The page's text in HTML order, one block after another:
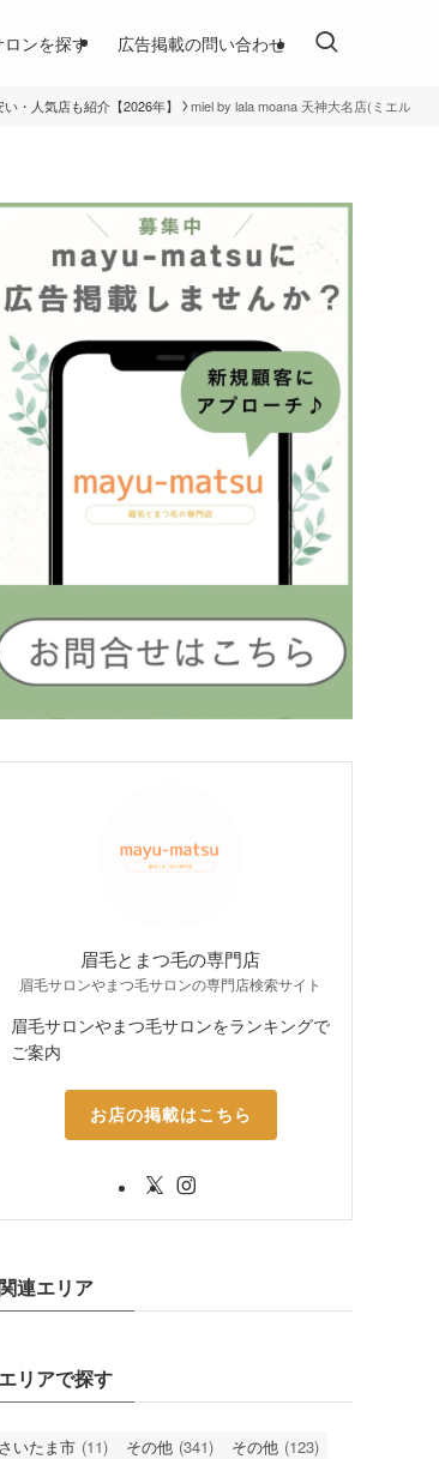
ロンを探す 広告掲載の問い合わせ
・人気店も紹介【2026年】 miel by lala moana 天神大名店(ミエル バ
眉毛とまつ毛の専門店
眉毛サロンやまつ毛サロンの専門店検索サイト
眉毛サロンやまつ毛サロンをランキングで
ご案内
お店の掲載はこちら
連エリア
エリアで探す
さいたま市 (11) その他 (341) その他 (123)